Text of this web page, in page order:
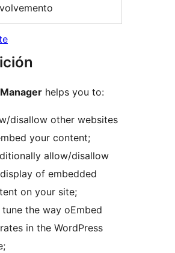
helps you to:
disallow other websites
your content;
allow/disallow
of embedded
on your site;
the way oEmbed
in the WordPress